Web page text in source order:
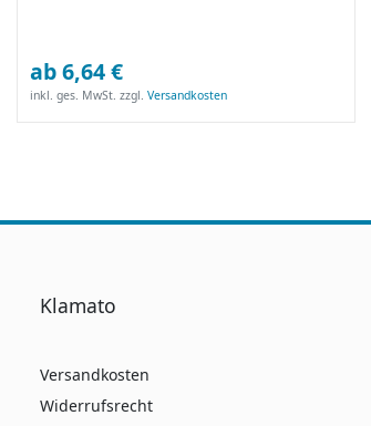
ab 6,64 €
inkl. ges. MwSt. zzgl.Versandkosten
Klamato
Versandkosten
Widerrufsrecht